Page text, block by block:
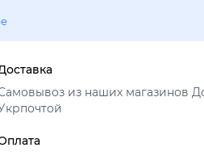
из наших магазинов